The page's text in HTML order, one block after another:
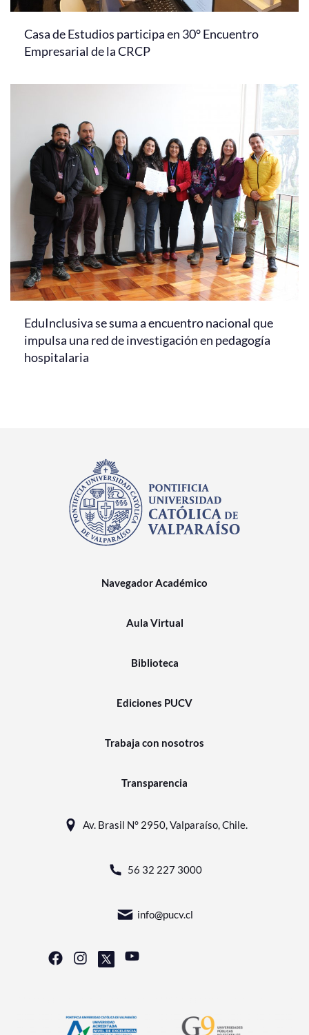
Casa de Estudios participa en 30° Encuentro
Empresarial de la CRCP
EduInclusiva se suma a encuentro nacional que
impulsa una red de investigación en pedagogía
hospitalaria
Navegador Académico
Aula Virtual
Biblioteca
Ediciones PUCV
Trabaja con nosotros
Transparencia
Av. Brasil N° 2950, Valparaíso, Chile.
56 32 227 3000
info@pucv.cl